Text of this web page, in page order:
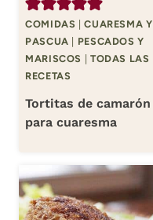
COMIDAS |CUARESMA Y
PASCUA | PESCADOS Y
MARISCOS | TODAS LAS
RECETAS
Tortitas de camarón
para cuaresma